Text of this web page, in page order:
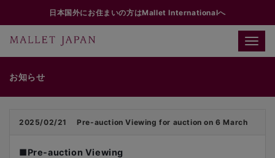
日本国外にお住まいの方はMallet Internationalへ
Toggle
お知らせ
2025/02/21 Pre-auction Viewing for auction on 6 March
■Pre-auction Viewing